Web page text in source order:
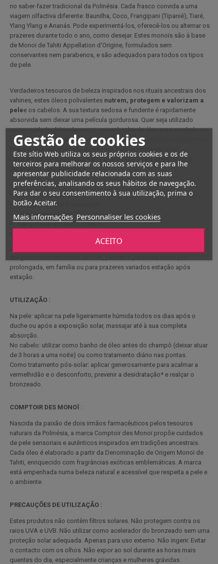
Gestão de cookies
Este sítio Web utiliza os seus próprios cookies e os de
terceiros para melhorar os nossos serviços e para lhe
apresentar publicidade relacionada com as suas
preferências, analisando os seus hábitos de navegação.
Para dar o seu consentimento à sua utilização, prima o
botão Aceitar.
Mais informações Personnaliser les cookies
ACEITO
no saber-fazer tradicional da Polinésia. Cada frasco convida a uma
viagem olfactiva diferente: Baunilha, Coco, Frangipani (Tipanié), Tiaré,
Ylang Ylang e Ananás. Pode experimentá-los, oferecê-los ou alternar os
prazeres durante todo o ano, como desejar. Estes monoïs são à base
de Monoï de Tahiti Appellation d'Origine, formulados sem
conservantes nem parabenos, e são adequados para todos os tipos
de pele.
Verdadeiros tesouros de beleza inspirados nos rituais ancestrais dos
vahines, estes óleos polivalentes nutrem, protegem e valorizam a
pelee os cabelos. A sua textura sedosa e fundente é rapidamente
absorvida sem deixar uma película gordurosa. Quer seja utilizado
como cuidado diário do corpo, como banho de óleo para o cabelo ou
como tratamento calmante pós-solar, estes monoïs proporcionam um
Cada aroma foi cuidadosamente selecionado para oferecer uma
experiência sensorial única:
Tiaré, floral e icónico
Baunilha, suave e quente
Frangipani, floral e solarengo
Coco, suave e tropical
Ylang Ylang, sensual e exótico
prolongada, em família ou para prazeres variados estação após
estação.
UTILIZAÇÃO :
Na pele: aplicar na pele ligeiramente húmida todos os dias após o
duche ou após a exposição solar, massajar até à sua completa
absorção.
No cabelo: utilizar como banho de óleo antes do champô (deixar atuar
de 3 horas a uma noite) ou como tratamento diário nas pontas.
Como tratamento pós-solar: aplicar generosamente para acalmar a
vermelhidão e o desconforto, prevenir a desidratação* e realçar o
bronzeado.
COMPTOIR DES MONOÏ :
Nascida da paixão de dois irmãos farmacêuticos pelos tesouros
naturais da Polinésia, a marca Comptoir des Monoï propõe cuidados
de pele sensoriais e autênticos inspirados em tradições ancestrais.
Cada óleo é elaborado a partir da Denominação de Origem Monoï de
Tahiti, enriquecido com fragrâncias exóticas emblemáticas. A marca
está empenhada numa beleza natural e acessível que respeita a pele e
o ambiente.
PRECAUÇÕES DE UTILIZAÇÃO :
Estes produtos não contêm filtros solares. Não protegem contra os
raios UVA e UVB. Não utilizar como acelerador do bronzeado sem uma
proteção solar adequada. Apenas para uso externo. Não ingerir. Evitar
o contacto com os olhos. Não expor ao sol durante as horas mais
quentes do dia, especialmente crianças e mulheres grávidas.